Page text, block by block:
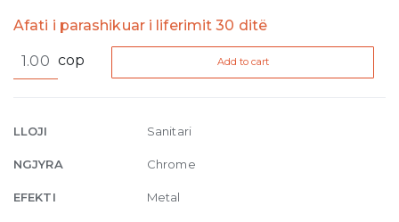
Afati i parashikuar i liferimit 30 ditë
Intreccio
031
quantity
cop Add to cart
LLOJI Sanitari
NGJYRA Chrome
EFEKTI Metal